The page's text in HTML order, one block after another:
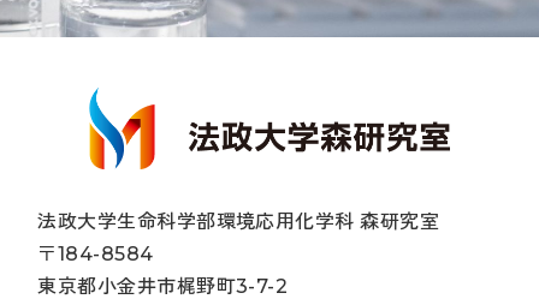
法政大学生命科学部環境応用化学科 森研究室
〒184-8584
東京都小金井市梶野町3-7-2